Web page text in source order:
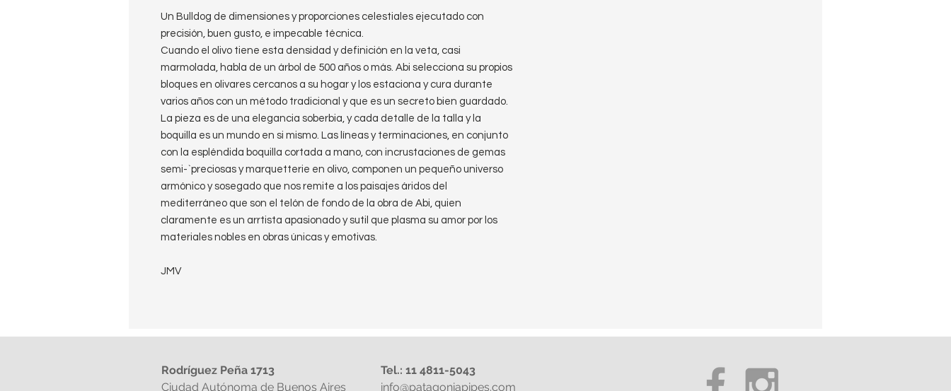
Un Bulldog de dimensiones y proporciones celestiales ejecutado con
precisión, buen gusto, e impecable técnica.
Cuando el olivo tiene esta densidad y definición en la veta, casi
marmolada, habla de un árbol de 500 años o más. Abi selecciona su propios
bloques en olivares cercanos a su hogar y los estaciona y cura durante
varios años con un método tradicional y que es un secreto bien guardado.
La pieza es de una elegancia soberbia, y cada detalle de la talla y la
boquilla es un mundo en si mismo. Las líneas y terminaciones, en conjunto
con la espléndida boquilla cortada a mano, con incrustaciones de gemas
semi-`preciosas y marquetterie en olivo, componen un pequeño universo
armónico y sosegado que nos remite a los paisajes áridos del
mediterráneo que son el telón de fondo de la obra de Abi, quien
claramente es un arrtista apasionado y sutil que plasma su amor por los
materiales nobles en obras únicas y emotivas.
JMV
Rodríguez Peña 1713
Ciudad Autónoma de Buenos Aires
Tel.: 11 4811-5043
info@patagoniapipes.com